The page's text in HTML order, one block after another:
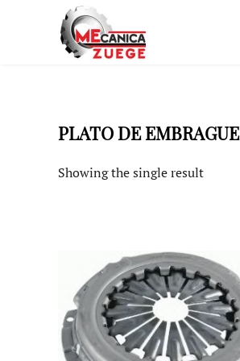
PLATO DE EMBRAGUE
Showing the single result